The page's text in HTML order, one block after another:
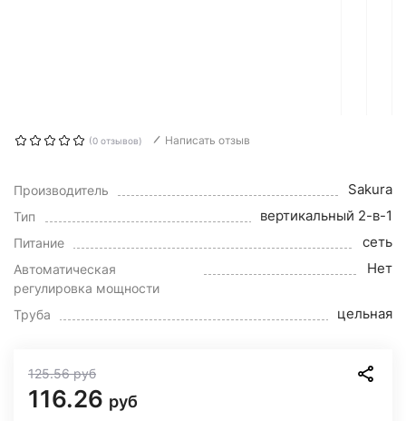
(0 отзывов) Написать отзыв
Производитель Sakura
Тип вертикальный 2-в-1
Питание сеть
Автоматическая
регулировка мощности
Нет
Труба цельная
125.56руб
116.26 руб